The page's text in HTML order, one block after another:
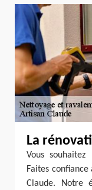
La
Vous
Faites
Claude. Notre